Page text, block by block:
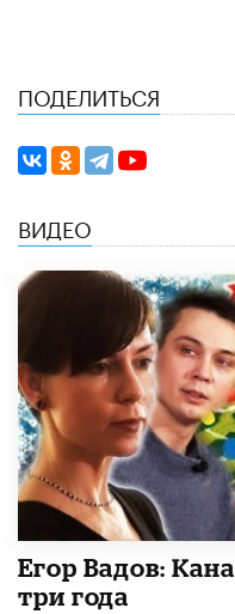
ПОДЕЛИТЬСЯ
ВИДЕО
Егор Вадов:
три года